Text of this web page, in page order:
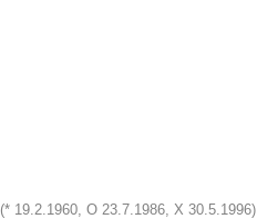
(* 19.2.1960, O 23.7.1986, X 30.5.1996)